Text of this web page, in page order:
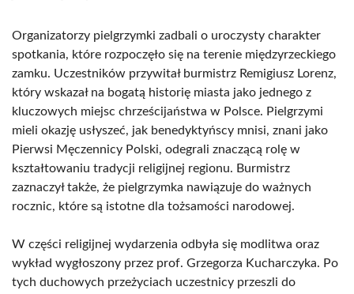
Organizatorzy pielgrzymki zadbali o uroczysty charakter
spotkania, które rozpoczęło się na terenie międzyrzeckiego
zamku. Uczestników przywitał burmistrz Remigiusz Lorenz,
który wskazał na bogatą historię miasta jako jednego z
kluczowych miejsc chrześcijaństwa w Polsce. Pielgrzymi
mieli okazję usłyszeć, jak benedyktyńscy mnisi, znani jako
Pierwsi Męczennicy Polski, odegrali znaczącą rolę w
kształtowaniu tradycji religijnej regionu. Burmistrz
zaznaczył także, że pielgrzymka nawiązuje do ważnych
rocznic, które są istotne dla tożsamości narodowej.
W części religijnej wydarzenia odbyła się modlitwa oraz
wykład wygłoszony przez prof. Grzegorza Kucharczyka. Po
tych duchowych przeżyciach uczestnicy przeszli do